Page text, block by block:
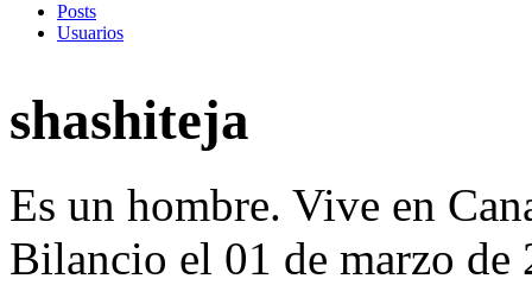
Posts
Usuarios
shashiteja
Es un hombre. Vive en
Bilancio el 01 de marzo de